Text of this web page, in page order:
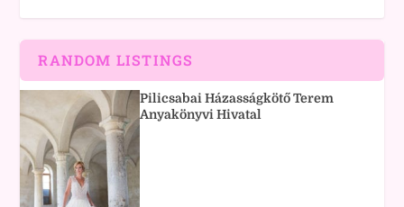
RANDOM LISTINGS
Pilicsabai Házasságkötő Terem
Anyakönyvi Hivatal